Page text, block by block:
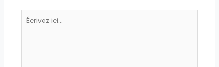
Écrivez